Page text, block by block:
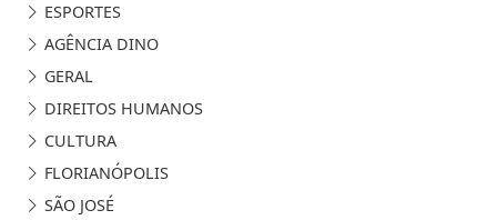
ESPORTES
AGÊNCIA DINO
GERAL
DIREITOS HUMANOS
CULTURA
FLORIANÓPOLIS
SÃO JOSÉ